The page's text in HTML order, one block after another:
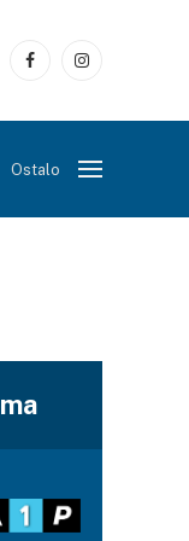
FacebookInstagram
Ostalo